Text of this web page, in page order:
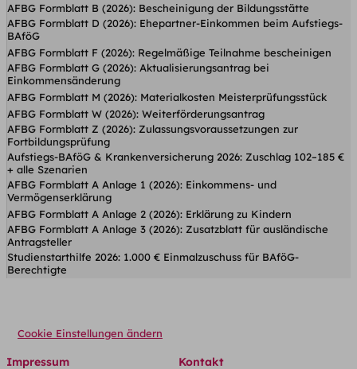
AFBG Formblatt B (2026): Bescheinigung der Bildungsstätte
AFBG Formblatt D (2026): Ehepartner-Einkommen beim Aufstiegs-
BAföG
AFBG Formblatt F (2026): Regelmäßige Teilnahme bescheinigen
AFBG Formblatt G (2026): Aktualisierungsantrag bei
Einkommensänderung
AFBG Formblatt M (2026): Materialkosten Meisterprüfungsstück
AFBG Formblatt W (2026): Weiterförderungsantrag
AFBG Formblatt Z (2026): Zulassungsvoraussetzungen zur
Fortbildungsprüfung
Aufstiegs-BAföG & Krankenversicherung 2026: Zuschlag 102–185 €
+ alle Szenarien
AFBG Formblatt A Anlage 1 (2026): Einkommens- und
Vermögenserklärung
AFBG Formblatt A Anlage 2 (2026): Erklärung zu Kindern
AFBG Formblatt A Anlage 3 (2026): Zusatzblatt für ausländische
Antragsteller
Studienstarthilfe 2026: 1.000 € Einmalzuschuss für BAföG-
Berechtigte
Cookie Einstellungen ändern
Impressum Kontakt